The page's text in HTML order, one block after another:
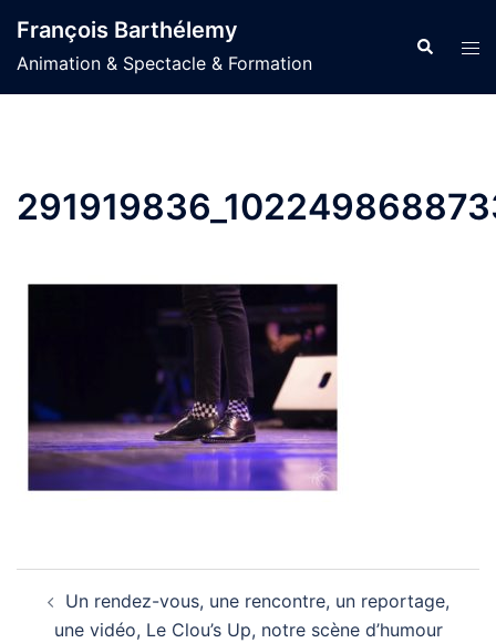
au
contenu
François Barthélemy
Animation & Spectacle & Formation
d’article
Un rendez-vous, une rencontre, un reportage,
une vidéo, Le Clou’s Up, notre scène d’humour